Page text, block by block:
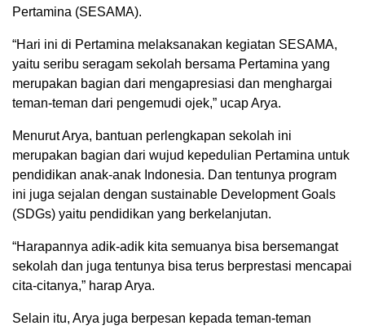
Pertamina (SESAMA).
“Hari ini di Pertamina melaksanakan kegiatan SESAMA,
yaitu seribu seragam sekolah bersama Pertamina yang
merupakan bagian dari mengapresiasi dan menghargai
teman-teman dari pengemudi ojek,” ucap Arya.
Menurut Arya, bantuan perlengkapan sekolah ini
merupakan bagian dari wujud kepedulian Pertamina untuk
pendidikan anak-anak Indonesia. Dan tentunya program
ini juga sejalan dengan sustainable Development Goals
(SDGs) yaitu pendidikan yang berkelanjutan.
“Harapannya adik-adik kita semuanya bisa bersemangat
sekolah dan juga tentunya bisa terus berprestasi mencapai
cita-citanya,” harap Arya.
Selain itu, Arya juga berpesan kepada teman-teman